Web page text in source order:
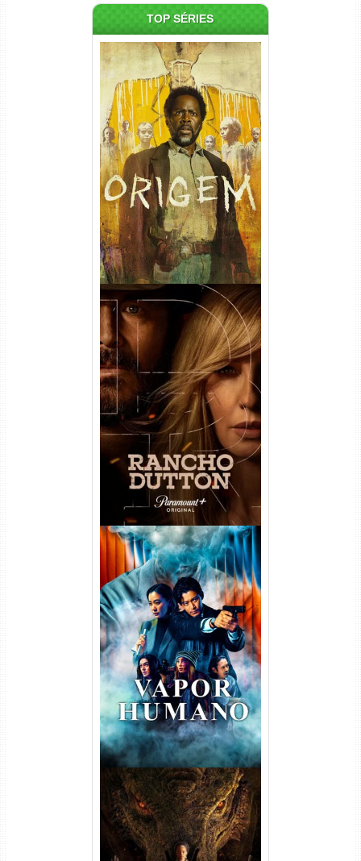
TOP SÉRIES
Origem 4ª Temporada Torrent
(2026) WEB-DL 1080p/4K
Dual Áudio
Rancho Dutton 1ª
Temporada Torrent (2026)
WEB-DL 1080p Dual Áudio
Vapor Humano 1ª Temporada
Torrent (2026) WEB-DL 1080p
Dual Áudio